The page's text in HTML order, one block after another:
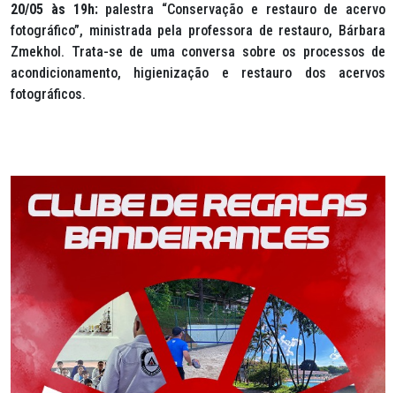
20/05 às 19h:palestra “Conservação e restauro de acervo
fotográfico”, ministrada pela professora de restauro, Bárbara
Zmekhol. Trata-se de uma conversa sobre os processos de
acondicionamento, higienização e restauro dos acervos
fotográficos.